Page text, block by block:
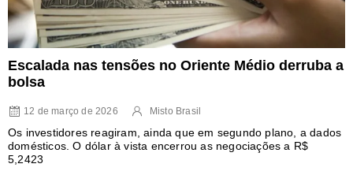
Escalada nas tensões no Oriente Médio derruba a
bolsa
12 de março de 2026 Misto Brasil
Os investidores reagiram, ainda que em segundo plano, a dados
domésticos. O dólar à vista encerrou as negociações a R$
5,2423